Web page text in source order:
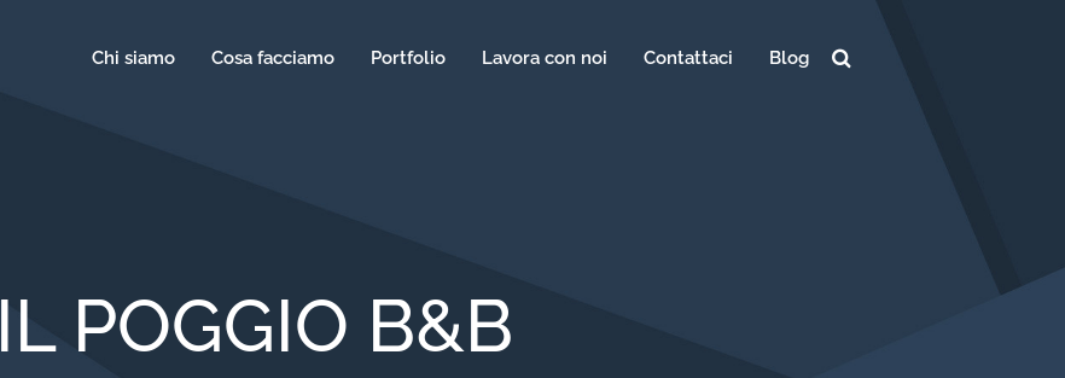
Chi siamo Cosa facciamo Portfolio Lavora con noi Contattaci Blog
Ricerca
IL POGGIO B&B